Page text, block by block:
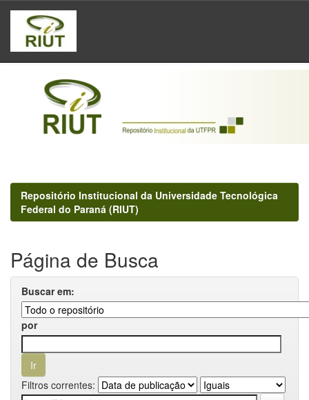
Skip
navigation
Repositório Institucional da Universidade Tecnológica
Federal do Paraná (RIUT)
Página de Busca
Buscar em:
por
Filtros correntes: